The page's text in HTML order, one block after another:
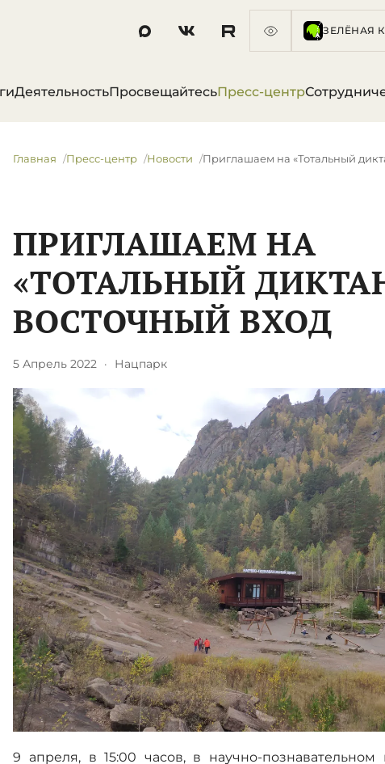
ЗЕЛЁНАЯ
ДеятельностьПросвещайтесьПресс-центр
Главная Пресс-центр Новости ​Приглашаем на «Тотальный
​ПРИГЛАШАЕМ НА
«ТОТАЛЬНЫЙ
ВОСТОЧНЫЙ ВХОД
5 Апрель 2022 · Нацпарк
9 апреля, в 15:00 часов, в научно-познавательном